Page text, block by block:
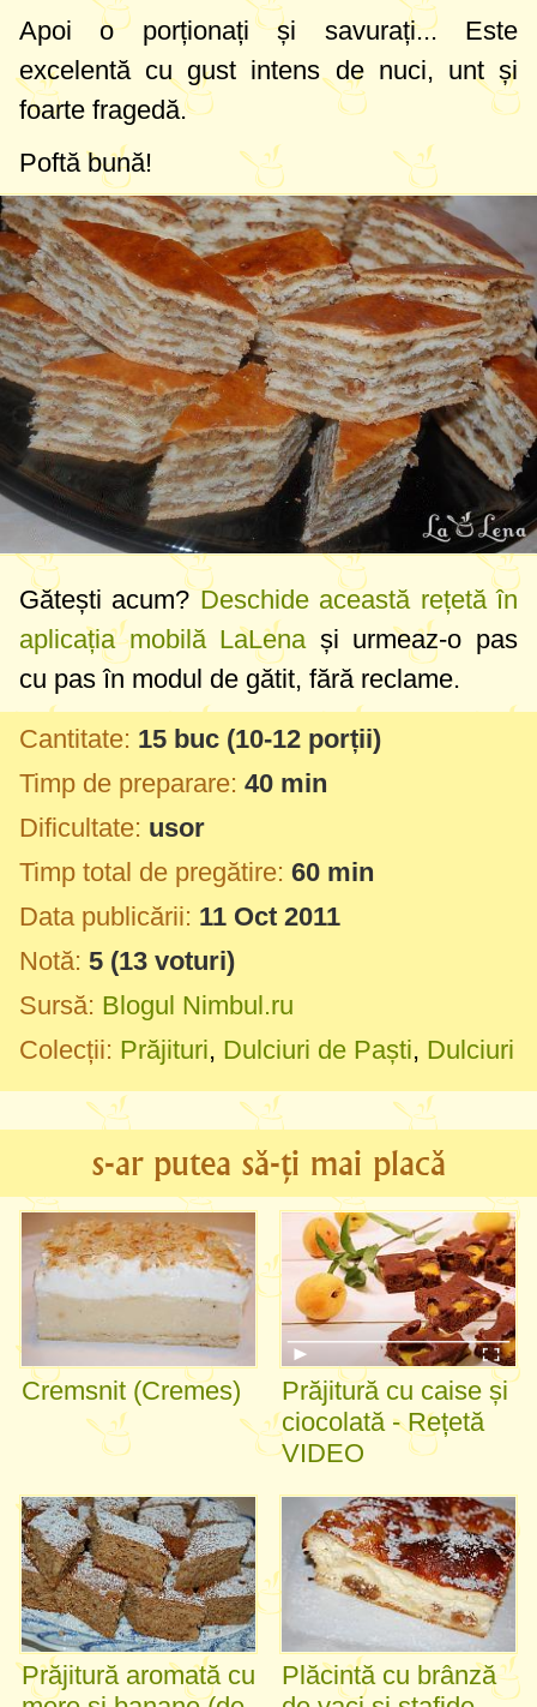
Apoi o porționați și savurați... Este
excelentă cu gust intens de nuci, unt și
foarte fragedă.
Poftă bună!
Gătești acum?Deschide această rețetă în
aplicația mobilă LaLena și urmeaz-o pas
cu pas în modul de gătit, fără reclame.
Cantitate: 15 buc (10-12 porții)
Timp de preparare: 40 min
Dificultate: usor
Timp total de pregătire: 60 min
Data publicării: 11 Oct 2011
Notă: 5 (13 voturi)
Sursă: Blogul Nimbul.ru
Colecții: Prăjituri, Dulciuri de Paști, Dulciuri
s-ar putea să-ți mai placă
Cremsnit (Cremes)
Prăjitură cu caise și
ciocolată - Rețetă
VIDEO
Prăjitură aromată cu
Plăcintă cu brânză